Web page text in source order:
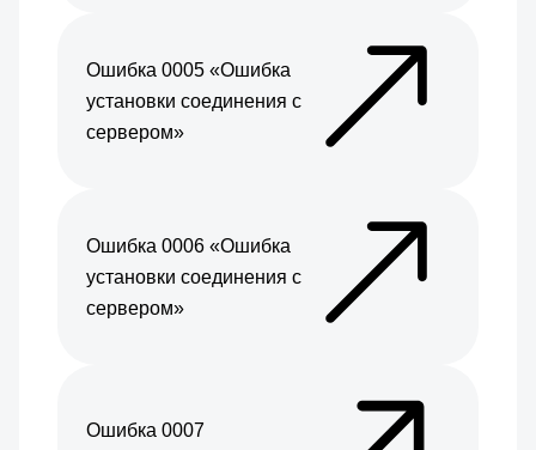
Ошибка 0005 «Ошибка
установки соединения с
сервером»
Ошибка 0006 «Ошибка
установки соединения с
сервером»
Ошибка 0007